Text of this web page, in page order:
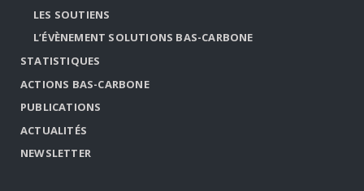
LES SOUTIENS
L’ÉVÈNEMENT SOLUTIONS BAS-CARBONE
STATISTIQUES
ACTIONS BAS-CARBONE
PUBLICATIONS
ACTUALITÉS
NEWSLETTER